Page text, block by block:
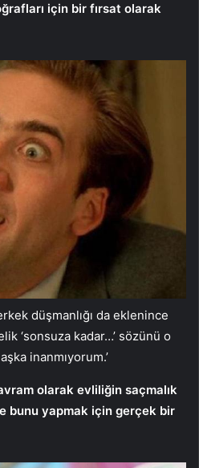
için bir fırsat olarak
düşmanlığı da eklenince
‘sonsuza kadar…’ sözünü o
inanmıyorum.’
olarak evliliğin saçmalık
bunu yapmak için gerçek bir